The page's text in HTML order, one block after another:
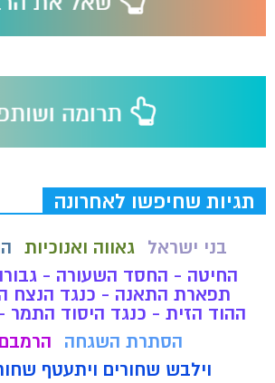
תגיות שחיפשו לאחרונה
בני ישראל גאווה ואנוכיות
החיטה - החסד השעורה -
תפארת התאנה - כנגד הנצח
ההוד הזית - כנגד היסוד התמר
הסתרת השגחה
וילבש שחורים ויתעטף